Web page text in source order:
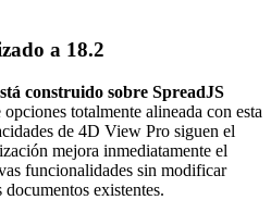
a 18.2
construido sobre SpreadJS
totalmente alineada con esta
de 4D View Pro siguen el
mejora inmediatamente el
funcionalidades sin modificar
existentes.